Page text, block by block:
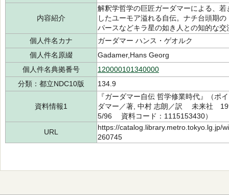
内容紹介
解釈学哲学の巨匠ガーダマーによる、
したユーモア溢れる自伝。ナチ台頭期
パースなどキラ星の如き人との知的な交
個人件名カナ
ガーダマー ハンス・ゲオルク
個人件名原綴
Gadamer,Hans Georg
個人件名典拠番号
120000101340000
分類：都立NDC10版
134.9
資料情報1
『ガーダマー自伝 哲学修業時代』（
ダマー／著, 中村 志朗／訳 未来社
5/96 資料コード：1115153430）
URL
https://catalog.library.metro.tokyo.lg.jp/
260745